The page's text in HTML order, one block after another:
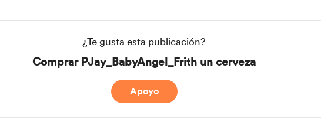
¿Te gusta esta publicación?
Comprar PJay_BabyAngel_Frith un cerveza
Apoyo